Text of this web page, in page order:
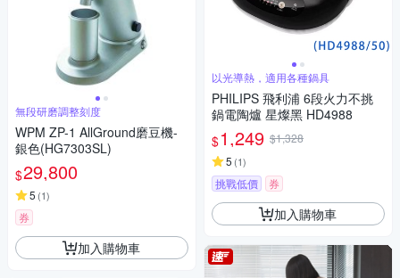
無段研磨調整刻度
WPM ZP-1 AllGround磨豆機-
銀色(HG7303SL)
$29,800
5 (1)
券
加入購物車
以光導熱，適用各種鍋具
PHILIPS 飛利浦 6段火力不挑
鍋電陶爐 星燦黑 HD4988
$1,249 $1,328
5 (1)
挑戰低價 券
加入購物車